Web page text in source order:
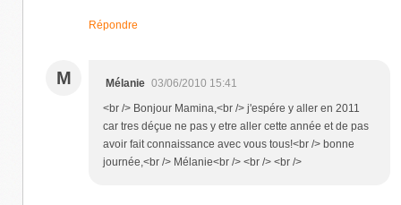
Répondre
M Mélanie 03/06/2010 15:41
<br /> Bonjour Mamina,<br /> j'espére y aller en 2011
car tres déçue ne pas y etre aller cette année et de pas
avoir fait connaissance avec vous tous!<br /> bonne
journée,<br /> Mélanie<br /> <br /> <br />